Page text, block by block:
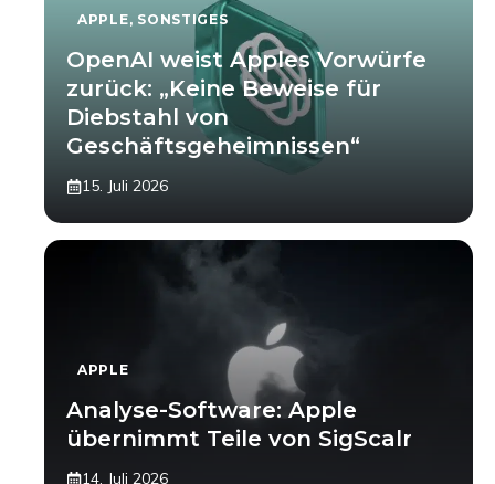
APPLE, SONSTIGES
OpenAI weist Apples Vorwürfe
zurück: „Keine Beweise für
Diebstahl von
Geschäftsgeheimnissen“
15. Juli 2026
APPLE
Analyse-Software: Apple
übernimmt Teile von SigScalr
14. Juli 2026